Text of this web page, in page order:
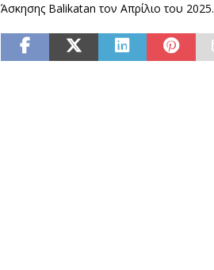
Άσκησης Balikatan τον Απρίλιο του 2025.